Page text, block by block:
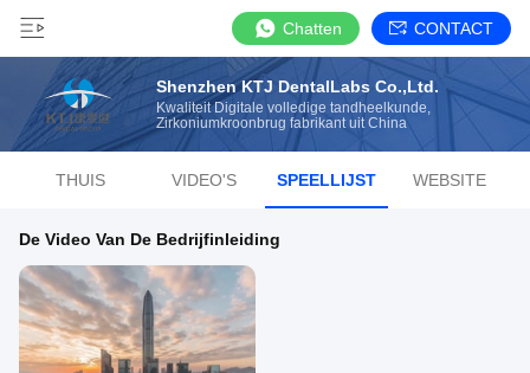
Chatten CONTACT
Shenzhen KTJ DentalLabs Co.,Ltd.
Kwaliteit Digitale volledige tandheelkunde,
Zirkoniumkroonbrug fabrikant uit China
THUIS VIDEO'S SPEELLIJST WEBSITE
De Video Van De Bedrijfinleiding